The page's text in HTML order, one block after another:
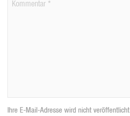
Ihre E-Mail-Adresse wird nicht veröffentlicht